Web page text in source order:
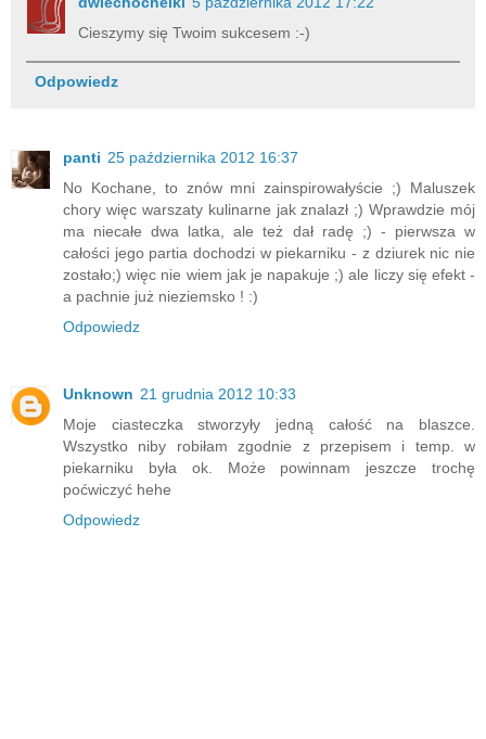
Cieszymy się Twoim sukcesem :-)
Odpowiedz
panti 25 października 2012 16:37
No Kochane, to znów mni zainspirowałyście ;) Maluszek
chory więc warszaty kulinarne jak znalazł ;) Wprawdzie mój
ma niecałe dwa latka, ale też dał radę ;) - pierwsza w
całości jego partia dochodzi w piekarniku - z dziurek nic nie
zostało;) więc nie wiem jak je napakuje ;) ale liczy się efekt -
a pachnie już nieziemsko ! :)
Odpowiedz
Unknown 21 grudnia 2012 10:33
Moje ciasteczka stworzyły jedną całość na blaszce.
Wszystko niby robiłam zgodnie z przepisem i temp. w
piekarniku była ok. Może powinnam jeszcze trochę
poćwiczyć hehe
Odpowiedz